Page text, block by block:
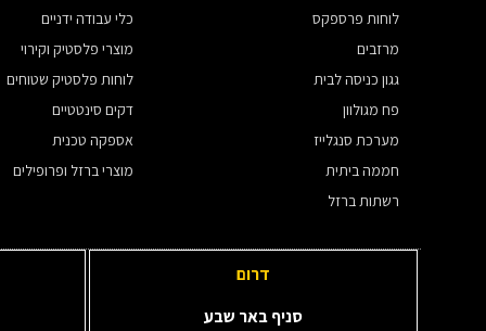
לוחות פרספקס
מרזבים
גגון כניסה לבית
פח מגולוון
מערכת סנגלייז
חממה ביתית
רשתות ברזל
כלי עבודה ידניים
מוצרי פלסטיק וקירוי
לוחות פלסטיק שטוחים
דקים סינטטיים
אספקה טכנית
מוצרי ברזל ופרופילים
דרום
סניף באר שבע